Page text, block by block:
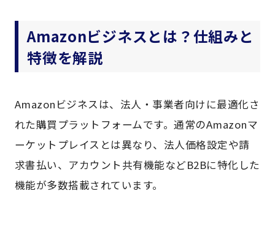
Amazonビジネスとは？仕組みと
特徴を解説
Amazonビジネスは、法人・事業者向けに最適化さ
れた購買プラットフォームです。通常のAmazonマ
ーケットプレイスとは異なり、法人価格設定や請
求書払い、アカウント共有機能などB2Bに特化した
機能が多数搭載されています。